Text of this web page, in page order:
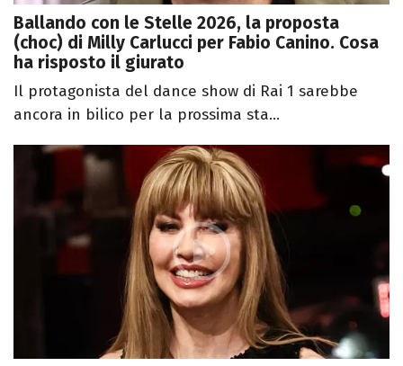
Ballando con le Stelle 2026, la proposta
(choc) di Milly Carlucci per Fabio Canino. Cosa
ha risposto il giurato
Il protagonista del dance show di Rai 1 sarebbe
ancora in bilico per la prossima sta...